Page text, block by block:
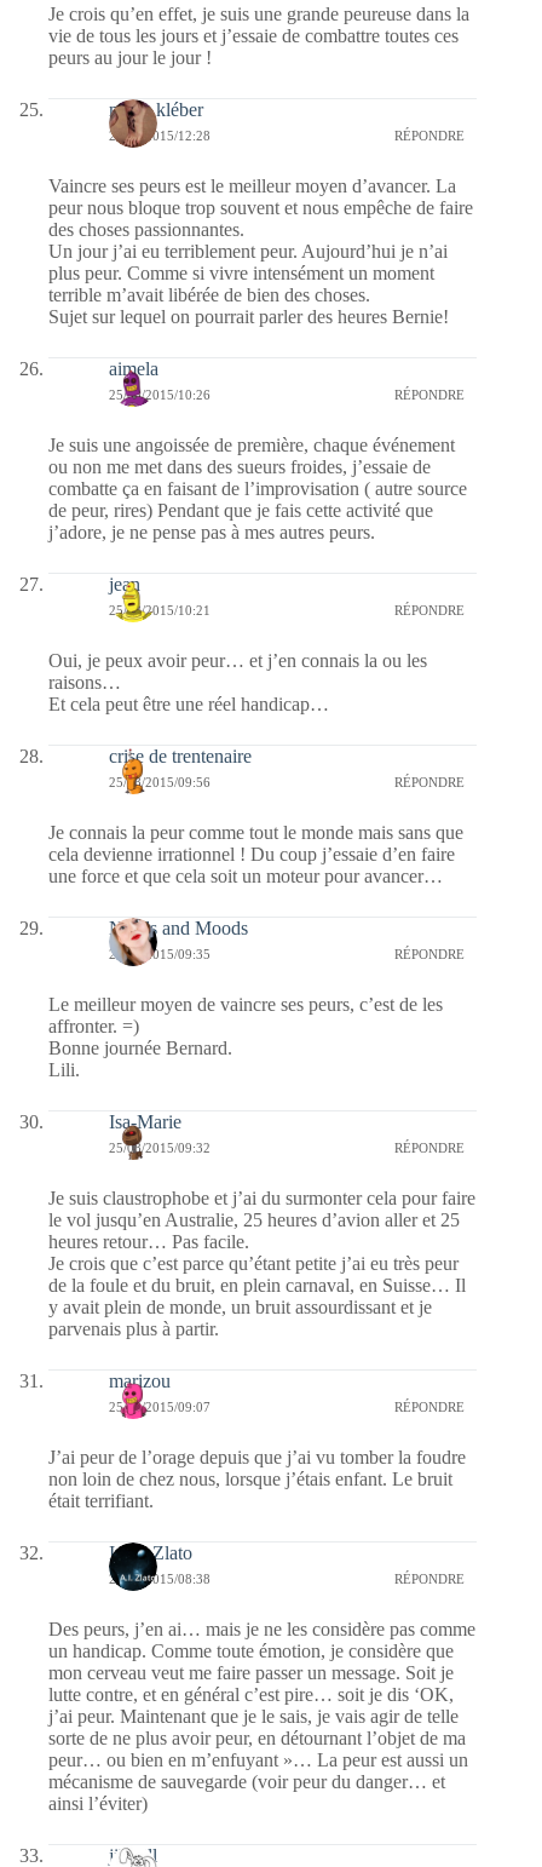
Je crois qu’en effet, je suis une grande peureuse dans la
vie de tous les jours et j’essaie de combattre toutes ces
peurs au jour le jour !
marie kléber
25/08/2015/12:28 RÉPONDRE
Vaincre ses peurs est le meilleur moyen d’avancer. La
peur nous bloque trop souvent et nous empêche de faire
des choses passionnantes.
Un jour j’ai eu terriblement peur. Aujourd’hui je n’ai
plus peur. Comme si vivre intensément un moment
terrible m’avait libérée de bien des choses.
Sujet sur lequel on pourrait parler des heures Bernie!
aimela
25/08/2015/10:26 RÉPONDRE
Je suis une angoissée de première, chaque événement
ou non me met dans des sueurs froides, j’essaie de
combatte ça en faisant de l’improvisation ( autre source
de peur, rires) Pendant que je fais cette activité que
j’adore, je ne pense pas à mes autres peurs.
jean
25/08/2015/10:21 RÉPONDRE
Oui, je peux avoir peur… et j’en connais la ou les
raisons…
Et cela peut être une réel handicap…
crise de trentenaire
25/08/2015/09:56 RÉPONDRE
Je connais la peur comme tout le monde mais sans que
cela devienne irrationnel ! Du coup j’essaie d’en faire
une force et que cela soit un moteur pour avancer…
Needs and Moods
25/08/2015/09:35 RÉPONDRE
Le meilleur moyen de vaincre ses peurs, c’est de les
affronter. =)
Bonne journée Bernard.
Lili.
Isa-Marie
25/08/2015/09:32 RÉPONDRE
Je suis claustrophobe et j’ai du surmonter cela pour faire
le vol jusqu’en Australie, 25 heures d’avion aller et 25
heures retour… Pas facile.
Je crois que c’est parce qu’étant petite j’ai eu très peur
de la foule et du bruit, en plein carnaval, en Suisse… Il
y avait plein de monde, un bruit assourdissant et je
parvenais plus à partir.
marizou
25/08/2015/09:07 RÉPONDRE
J’ai peur de l’orage depuis que j’ai vu tomber la foudre
non loin de chez nous, lorsque j’étais enfant. Le bruit
était terrifiant.
Irene Zlato
25/08/2015/08:38 RÉPONDRE
Des peurs, j’en ai… mais je ne les considère pas comme
un handicap. Comme toute émotion, je considère que
mon cerveau veut me faire passer un message. Soit je
lutte contre, et en général c’est pire… soit je dis ‘OK,
j’ai peur. Maintenant que je le sais, je vais agir de telle
sorte de ne plus avoir peur, en détournant l’objet de ma
peur… ou bien en m’enfuyant »… La peur est aussi un
mécanisme de sauvegarde (voir peur du danger… et
ainsi l’éviter)
jill bill